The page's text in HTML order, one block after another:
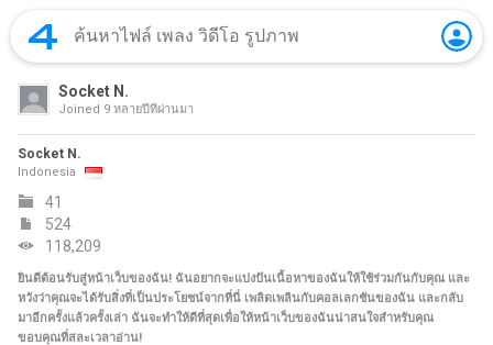
Socket N.
Joined 9 หลายปีที่ผ่านมา
Socket N.
Indonesia
41
524
118,209
ยินดีต้อนรับสู่หน้าเว็บของฉัน! ฉันอยากจะแบ่งปันเนื้อหาของฉันให้ใช้ร่วมกันกับคุณ และ
หวังว่าคุณจะได้รับสิ่งที่เป็นประโยชน์จากที่นี่ เพลิดเพลินกับคอลเลกชันของฉัน และกลับ
มาอีกครั้งแล้วครั้งเล่า ฉันจะทำให้ดีที่สุดเพื่อให้หน้าเว็บของฉันน่าสนใจสำหรับคุณ
ขอบคุณที่สละเวลาอ่าน!